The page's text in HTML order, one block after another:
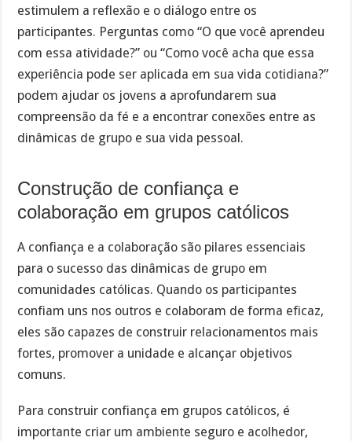
estimulem a reflexão e o diálogo entre os
participantes. Perguntas como “O que você aprendeu
com essa atividade?” ou “Como você acha que essa
experiência pode ser aplicada em sua vida cotidiana?”
podem ajudar os jovens a aprofundarem sua
compreensão da fé e a encontrar conexões entre as
dinâmicas de grupo e sua vida pessoal.
Construção de confiança e
colaboração em grupos católicos
A confiança e a colaboração são pilares essenciais
para o sucesso das dinâmicas de grupo em
comunidades católicas. Quando os participantes
confiam uns nos outros e colaboram de forma eficaz,
eles são capazes de construir relacionamentos mais
fortes, promover a unidade e alcançar objetivos
comuns.
Para construir confiança em grupos católicos, é
importante criar um ambiente seguro e acolhedor,